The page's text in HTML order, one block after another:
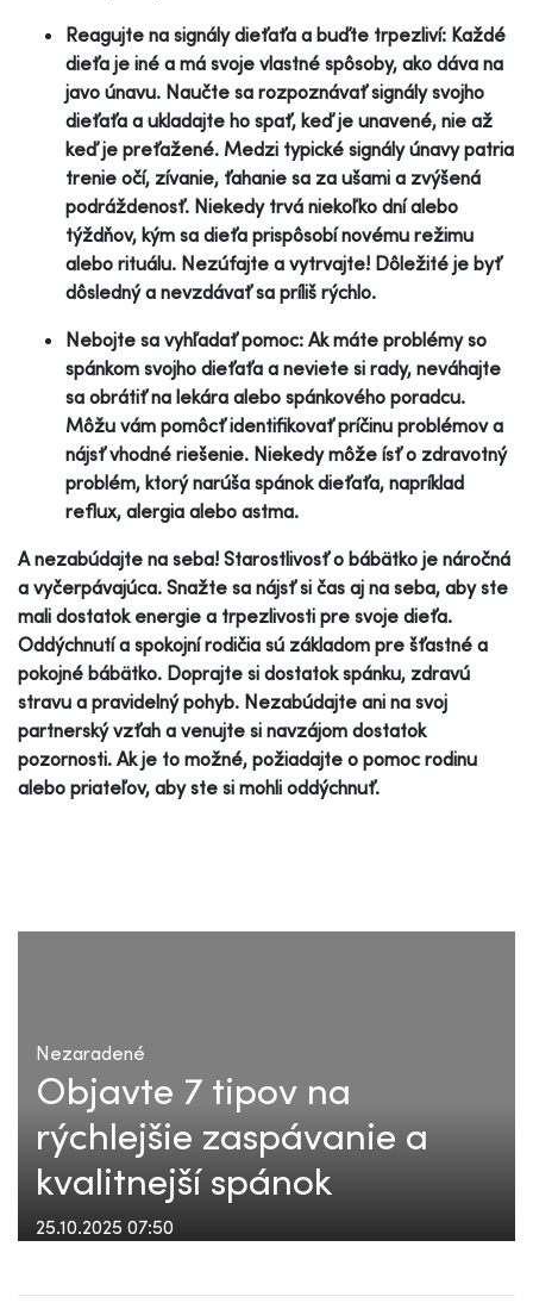
Reagujte na signály dieťaťa a buďte trpezliví: Každé
dieťa je iné a má svoje vlastné spôsoby, ako dáva na
javo únavu. Naučte sa rozpoznávať signály svojho
dieťaťa a ukladajte ho spať, keď je unavené, nie až
keď je preťažené. Medzi typické signály únavy patria
trenie očí, zívanie, ťahanie sa za ušami a zvýšená
podráždenosť. Niekedy trvá niekoľko dní alebo
týždňov, kým sa dieťa prispôsobí novému režimu
alebo rituálu. Nezúfajte a vytrvajte! Dôležité je byť
dôsledný a nevzdávať sa príliš rýchlo.
Nebojte sa vyhľadať pomoc: Ak máte problémy so
spánkom svojho dieťaťa a neviete si rady, neváhajte
sa obrátiť na lekára alebo spánkového poradcu.
Môžu vám pomôcť identifikovať príčinu problémov a
nájsť vhodné riešenie. Niekedy môže ísť o zdravotný
problém, ktorý narúša spánok dieťaťa, napríklad
reflux, alergia alebo astma.
A nezabúdajte na seba! Starostlivosť o bábätko je náročná
a vyčerpávajúca. Snažte sa nájsť si čas aj na seba, aby ste
mali dostatok energie a trpezlivosti pre svoje dieťa.
Oddýchnutí a spokojní rodičia sú základom pre šťastné a
pokojné bábätko. Doprajte si dostatok spánku, zdravú
stravu a pravidelný pohyb. Nezabúdajte ani na svoj
partnerský vzťah a venujte si navzájom dostatok
pozornosti. Ak je to možné, požiadajte o pomoc rodinu
alebo priateľov, aby ste si mohli oddýchnuť.
Nezaradené
Objavte 7 tipov na
rýchlejšie zaspávanie a
kvalitnejší spánok
25.10.2025 07:50